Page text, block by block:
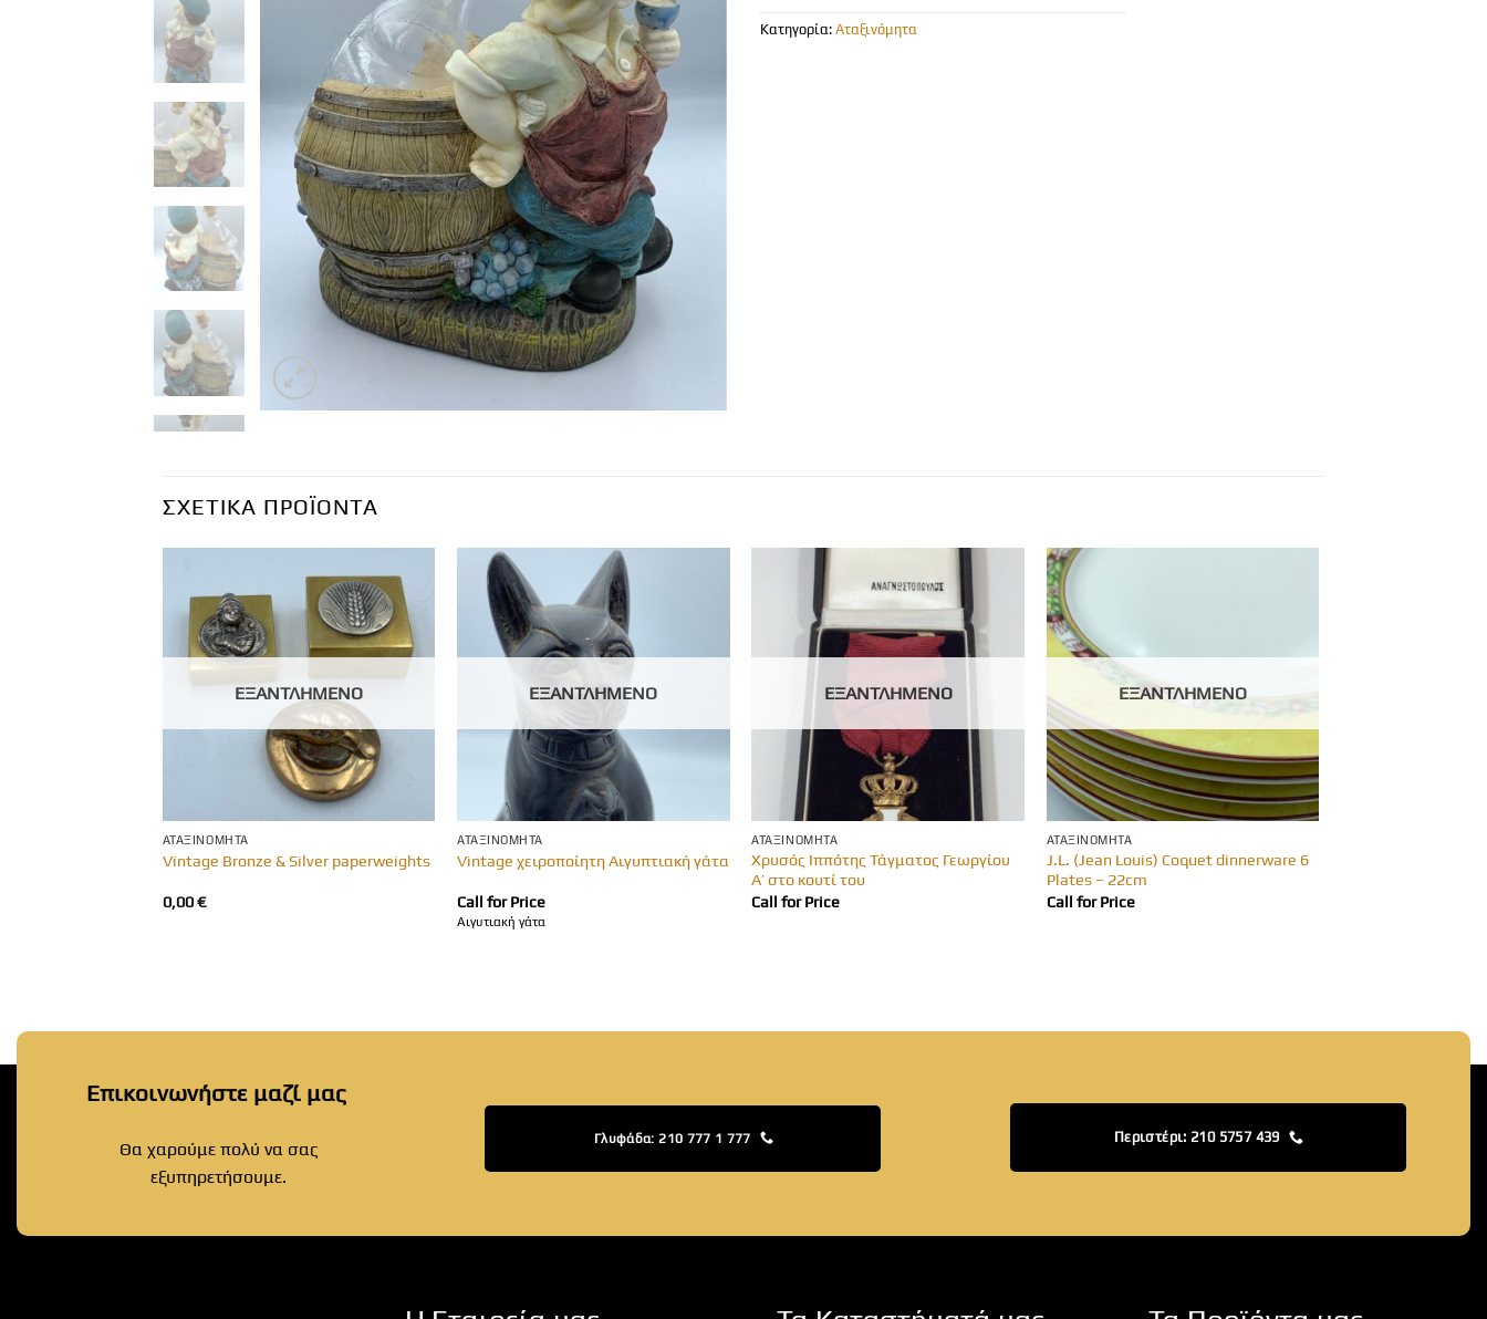
Κατηγορία: Αταξινόμητα
ΣΧΕΤΙΚΆ ΠΡΟΪΌΝΤΑ
ΕΞΑΝΤΛΗΜΈΝΟ
ΑΤΑΞΙΝΌΜΗΤΑ
Vintage Bronze & Silver paperweights
0,00€
ΕΞΑΝΤΛΗΜΈΝΟ
ΑΤΑΞΙΝΌΜΗΤΑ
Vintage χειροποίητη Αιγυπτιακή γάτα
Call for Price
Αιγυτιακή γάτα
ΕΞΑΝΤΛΗΜΈΝΟ
ΑΤΑΞΙΝΌΜΗΤΑ
Χρυσός Ιππότης Τάγματος Γεωργίου
Α’ στο κουτί του
Call for Price
ΕΞΑΝΤΛΗΜΈΝΟ
ΑΤΑΞΙΝΌΜΗΤΑ
J.L. (Jean Louis) Coquet dinnerware 6
Plates – 22cm
Call for Price
Επικοινωνήστε μαζί μας
Θα χαρούμε πολύ να σας
εξυπηρετήσουμε.
Γλυφάδα: 210 777 1 777 Περιστέρι: 210 5757 439